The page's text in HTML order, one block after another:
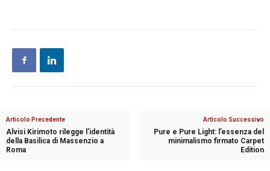
Articolo Precedente
Alvisi Kirimoto rilegge l’identità
della Basilica di Massenzio a
Roma
Articolo Successivo
Pure e Pure Light: l’essenza del
minimalismo firmato Carpet
Edition